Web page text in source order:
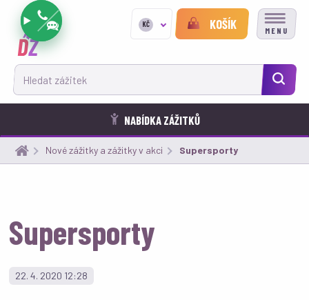
KČ KOŠÍK MENU
Hledat zážitek
NABÍDKA ZÁŽITKŮ
Nové zážitky a zážitky v akci Aktuální:
Supersporty
Supersporty
22. 4. 2020 12:28